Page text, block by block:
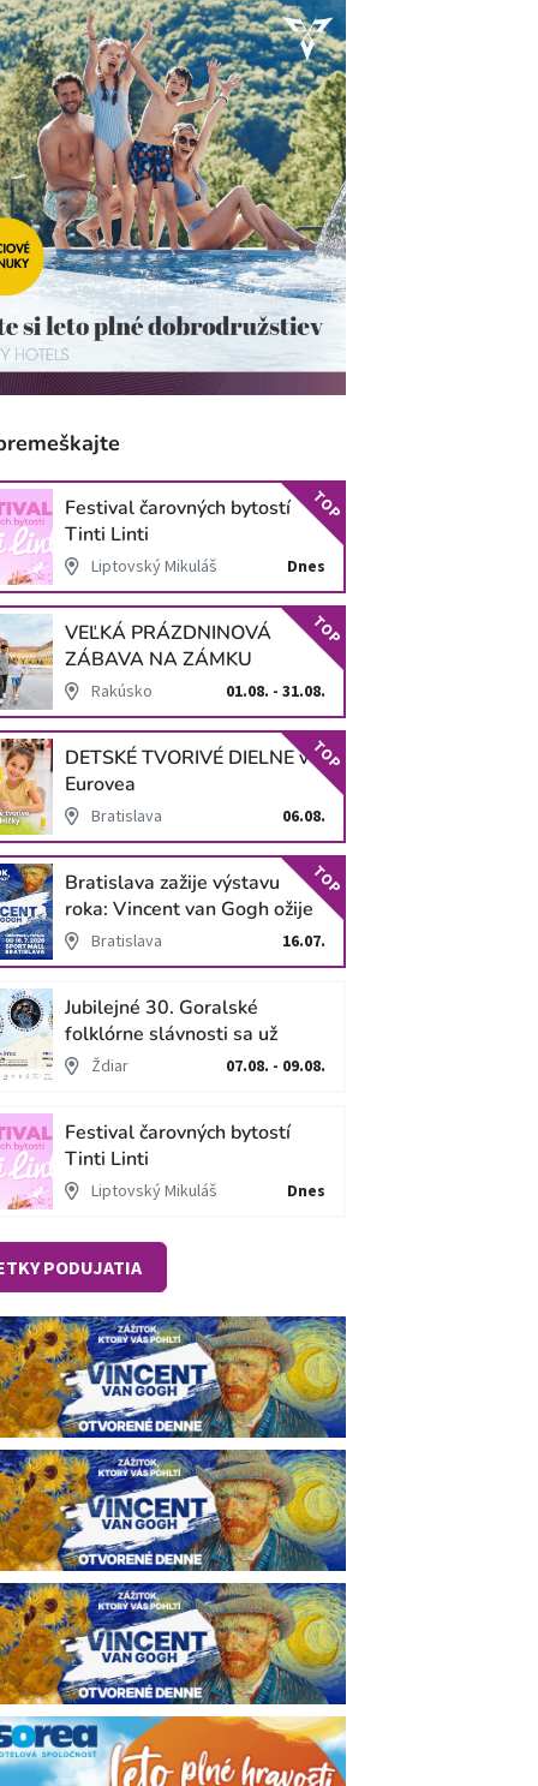
Festival čarovných bytostí
Tinti Linti
Liptovský Mikuláš Dnes
TOP
VEĽKÁ PRÁZDNINOVÁ
ZÁBAVA NA ZÁMKU
SCHLOSS HOF
Rakúsko 01.08. - 31.08.
TOP
DETSKÉ TVORIVÉ DIELNE v
Eurovea
Bratislava 06.08.
TOP
Bratislava zažije výstavu
roka: Vincent van Gogh ožije
v unikátnej imerzívnej šou!
Bratislava 16.07.
TOP
Jubilejné 30. Goralské
folklórne slávnosti sa už
blížiaŽdiar 07.08. - 09.08.
Festival čarovných bytostí
Tinti Linti
Liptovský Mikuláš Dnes
PODUJATIA